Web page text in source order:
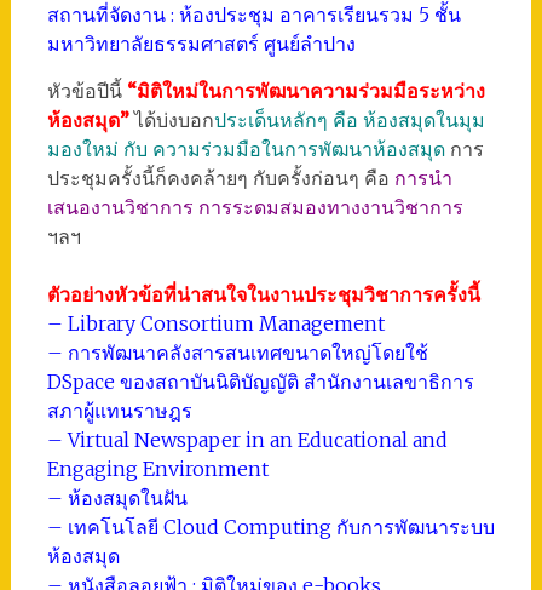
สถานที่จัดงาน : ห้องประชุม อาคารเรียนรวม 5 ชั้น
มหาวิทยาลัยธรรมศาสตร์ ศูนย์ลำปาง
หัวข้อปีนี้ “มิติใหม่ในการพัฒนาความร่วมมือระหว่าง
ห้องสมุด”ได้บ่งบอกประเด็นหลักๆ คือ ห้องสมุดในมุม
มองใหม่ กับ ความร่วมมือในการพัฒนาห้องสมุด การ
ประชุมครั้งนี้ก็คงคล้ายๆ กับครั้งก่อนๆ คือ การนำ
เสนองานวิชาการ การระดมสมองทางงานวิชาการ
ฯลฯ
ตัวอย่างหัวข้อที่น่าสนใจในงานประชุมวิชาการครั้งนี้
– Library Consortium Management
– การพัฒนาคลังสารสนเทศขนาดใหญ่โดยใช้
DSpace ของสถาบันนิติบัญญัติ สำนักงานเลขาธิการ
สภาผู้แทนราษฎร
– Virtual Newspaper in an Educational and
Engaging Environment
– ห้องสมุดในฝัน
– เทคโนโลยี Cloud Computing กับการพัฒนาระบบ
ห้องสมุด